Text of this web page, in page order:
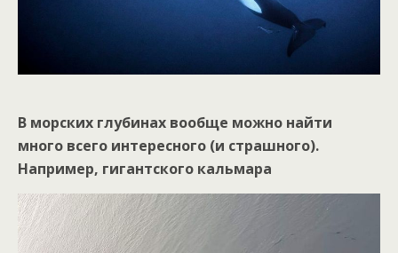
В морских глубинах вообще можно найти
много всего интересного (и страшного).
Например, гигантского кальмара